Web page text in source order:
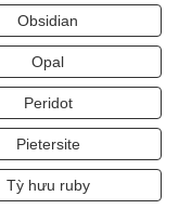
Obsidian
Opal
Peridot
Pietersite
Tỳ hưu ruby